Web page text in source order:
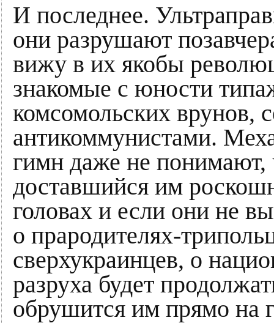
И последнее.
они разрушают
вижу в их якобы
знакомые с юности
комсомольских врунов,
антикоммунистами.
гимн даже не понимают,
доставшийся им
головах и если они не
о прародителях-
сверхукраинцев, о
разруха будет
обрушится им прямо на